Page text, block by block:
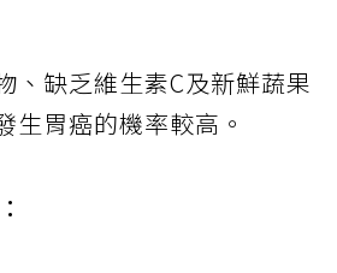
、缺乏維生素C及新鮮蔬果
生胃癌的機率較高。